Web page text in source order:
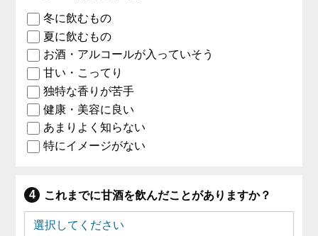
冬に飲むもの
夏に飲むもの
お酒・アルコールが入っていそう
甘い・こってり
独特な香りが苦手
健康・美容に良い
あまりよく知らない
特にイメージがない
これまでに甘酒を飲んだことがありますか？